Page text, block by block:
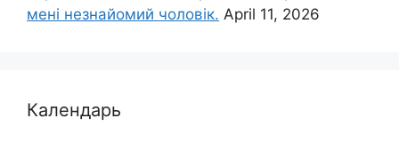
мені незнайомий чоловік. April 11, 2026
Календарь